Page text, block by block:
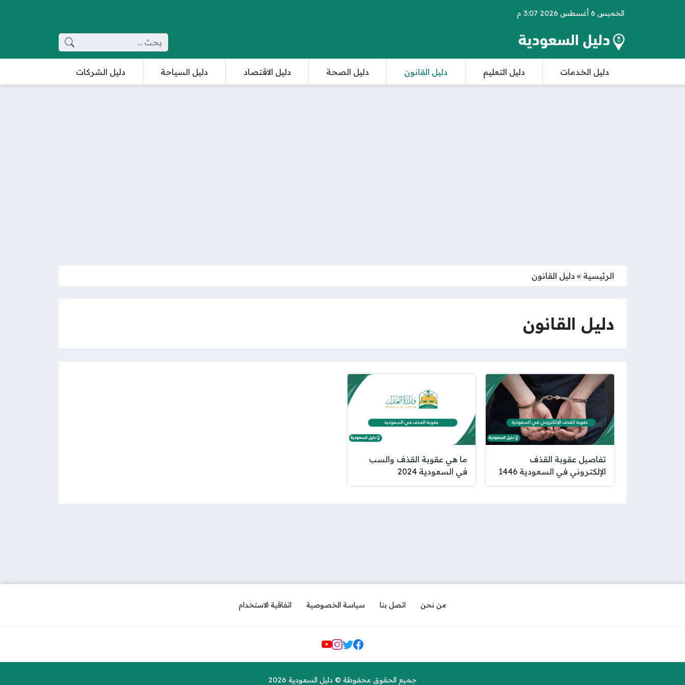
الخميس 6 أغسطس 2026 3:07 م
البحث عن:
دليل الخدمات دليل التعليم دليل القانون دليل الصحة دليل الاقتصاد دليل السياحة دليل الشركات
الرئيسية » دليل القانون
دليل القانون
تفاصيل عقوبة القذف
الإلكتروني في السعودية 1446
ما هي عقوبة القذف والسب
في السعودية 2024
من نحن اتصل بنا سياسة الخصوصية اتفاقية الاستخدام
مواقع التواصل
جميع الحقوق محفوظة © دليل السعودية 2026